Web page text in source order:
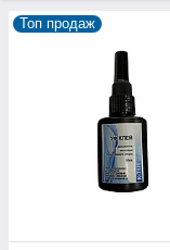
Топ продаж